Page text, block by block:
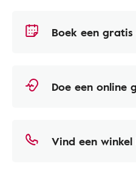
Boek een
Doe een online
Vind een